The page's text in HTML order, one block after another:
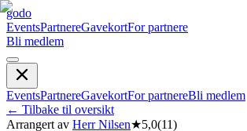
godo
EventsPartnereGavekortFor partnere
Bli medlem
EventsPartnereGavekortFor partnereBli medlem
← Tilbake til oversikt
Arrangert av Herr Nilsen★5,0(11)